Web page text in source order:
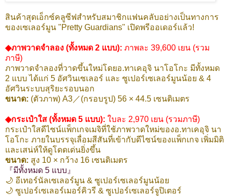
สินค้าสุดเอ็กซ์คลูซีฟสำหรับสมาชิกแฟนคลับอย่างเป็นทางการ
ของเซเลอร์มูน "Pretty Guardians" เปิดพรีออเดอร์แล้ว!
◆ภาพวาดจำลอง (ทั้งหมด 2 แบบ): ภาพละ 39,600 เยน (รวม
ภาษี)
ภาพวาดจำลองที่วาดขึ้นใหม่โดยอ.ทาเคอุจิ นาโอโกะ มีทั้งหมด
2 แบบ ได้แก่ 5 อัศวินเซเลอร์ และ ซูเปอร์เซเลอร์มูนน้อย & 4
อัศวินระบบสุริยะรอบนอก
ขนาด: (ตัวภาพ) A3／(กรอบรูป) 56 × 44.5 เซนติเมตร
◆กระเป๋าใส (ทั้งหมด 5 แบบ): ใบละ 2,970 เยน (รวมภาษี)
กระเป๋าใสดีไซน์แพ็กเกจเมจิที่ใช้ภาพวาดใหม่ของอ.ทาเคอุจิ นา
โอโกะ ภายในบรรจุเลื่อมสีสันที่เข้ากับดีไซน์ของแพ็กเกจ เพิ่มมิติ
และเสน่ห์ให้ดูโดดเด่นยิ่งขึ้น
ขนาด: สูง 10 × กว้าง 16 เซนติเมตร
『มีทั้งหมด 5 แบบ』
🌙 อีเทอร์นัลเซเลอร์มูน & ซูเปอร์เซเลอร์มูนน้อย
🌙 ซูเปอร์เซเลอร์เมอร์คิวรี & ซูเปอร์เซเลอร์จูปิเตอร์